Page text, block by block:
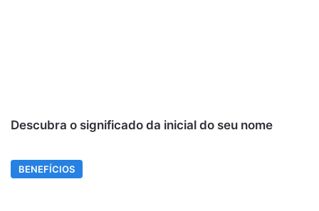
Descubra o significado da inicial do seu nome
BENEFÍCIOS